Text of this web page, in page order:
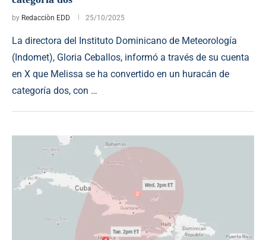
by Redacciòn EDD 25/10/2025
La directora del Instituto Dominicano de Meteorología
(Indomet), Gloria Ceballos, informó a través de su cuenta
en X que Melissa se ha convertido en un huracán de
categoría dos, con …